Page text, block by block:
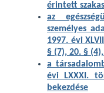
érintett
az
személyes
1997. évi
§ (7), 20. §
a
évi LXXXI.
bekezdése